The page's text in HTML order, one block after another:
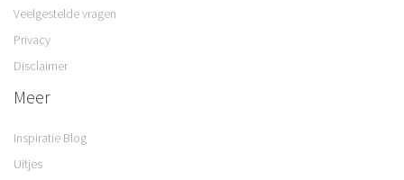
Veelgestelde vragen
Privacy
Disclaimer
Meer
Inspiratie Blog
Uitjes